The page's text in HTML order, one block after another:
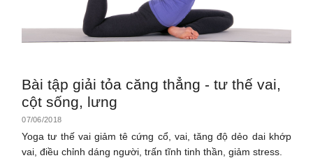
Bài tập giải tỏa căng thẳng - tư thế vai,
cột sống, lưng
07/06/2018
Yoga tư thế vai giảm tê cứng cổ, vai, tăng độ dẻo dai khớp
vai, điều chỉnh dáng người, trấn tĩnh tinh thần, giảm stress.